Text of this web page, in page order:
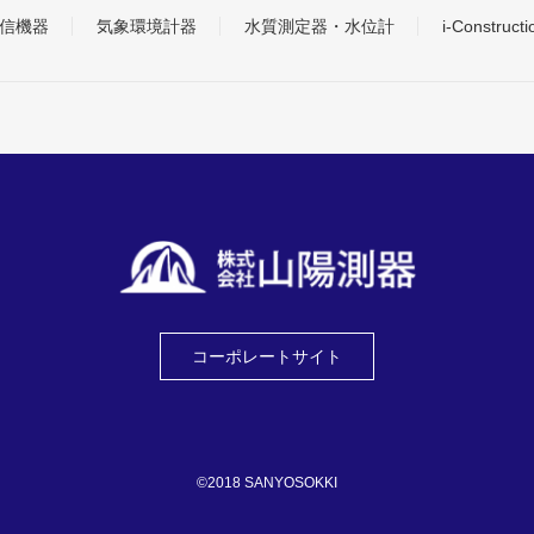
機器
気象環境計器 水質測定器・水位計 i-
コーポレートサイト
©2018 SANYOSOKKI